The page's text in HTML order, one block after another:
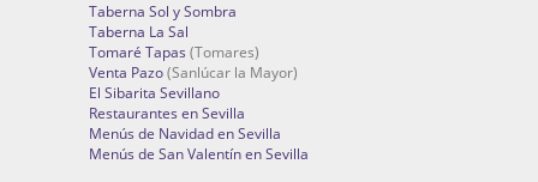
Taberna Sol y Sombra
Taberna La Sal
Tomaré Tapas (Tomares)
Venta Pazo(Sanlúcar la Mayor)
El Sibarita Sevillano
Restaurantes en Sevilla
Menús de Navidad en Sevilla
Menús de San Valentín en Sevilla